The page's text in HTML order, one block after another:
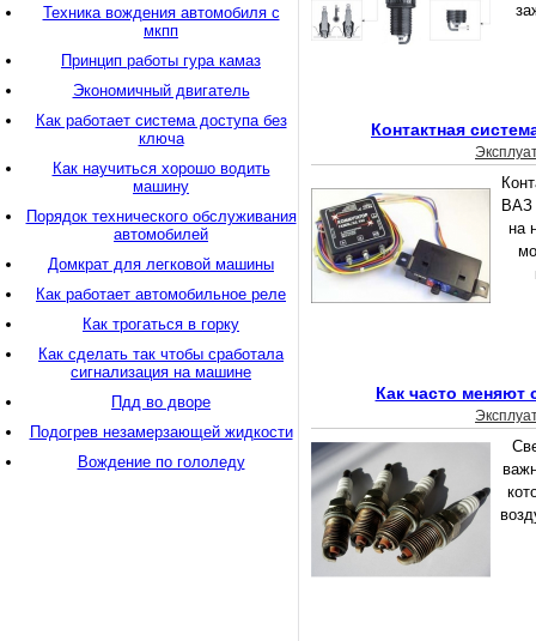
Контактная
ВАЗ
на
Как часто меняют
Техника вождения автомобиля с
мкпп
Принцип работы гура камаз
Экономичный двигатель
Как работает система доступа без
ключа
Как научиться хорошо водить
машину
Порядок технического обслуживания
автомобилей
Домкрат для легковой машины
Как работает автомобильное реле
Как трогаться в горку
Как сделать так чтобы сработала
сигнализация на машине
Пдд во дворе
Подогрев незамерзающей жидкости
Вождение по гололеду